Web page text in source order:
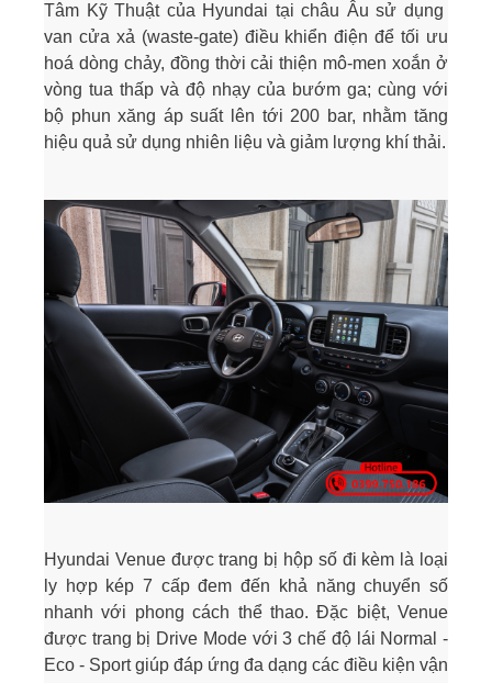
Tâm Kỹ Thuật của Hyundai tại châu Âu sử dụng
van cửa xả (waste-gate) điều khiển điện để tối ưu
hoá dòng chảy, đồng thời cải thiện mô-men xoắn ở
vòng tua thấp và độ nhạy của bướm ga; cùng với
bộ phun xăng áp suất lên tới 200 bar, nhằm tăng
hiệu quả sử dụng nhiên liệu và giảm lượng khí thải.
Hyundai Venue được trang bị hộp số đi kèm là loại
ly hợp kép 7 cấp đem đến khả năng chuyển số
nhanh với phong cách thể thao. Đặc biệt, Venue
được trang bị Drive Mode với 3 chế độ lái Normal -
Eco - Sport giúp đáp ứng đa dạng các điều kiện vận